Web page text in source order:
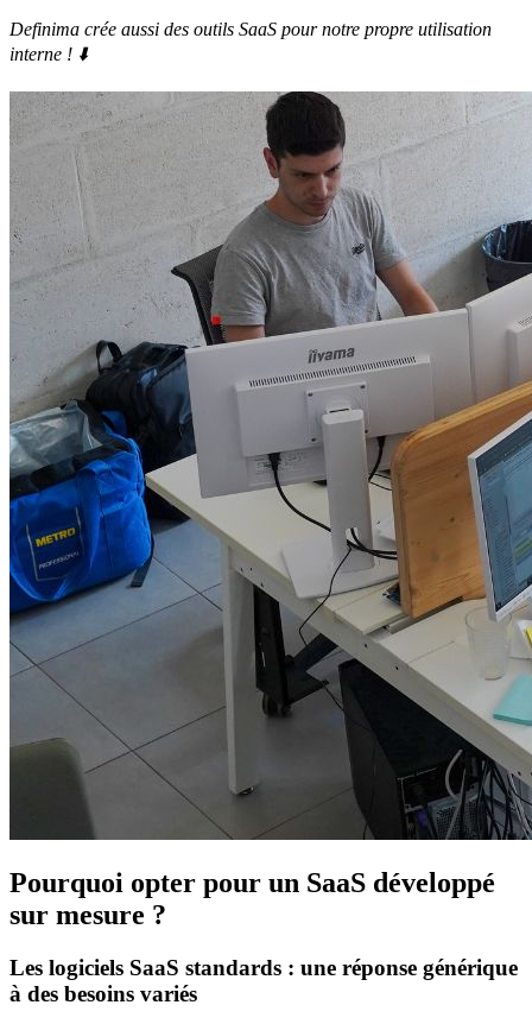
Definima crée aussi des outils SaaS pour notre propre utilisation
interne ! ⬇️
Pourquoi opter pour un SaaS développé
sur mesure ?
Les logiciels SaaS standards : une réponse générique
à des besoins variés